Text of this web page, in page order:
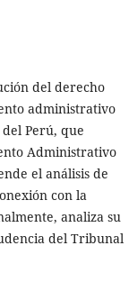
del derecho
administrativo
Perú, que
Administrativo
el análisis de
con la
analiza su
del Tribunal